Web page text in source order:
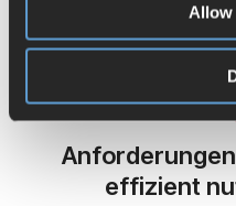
Allow
effizient